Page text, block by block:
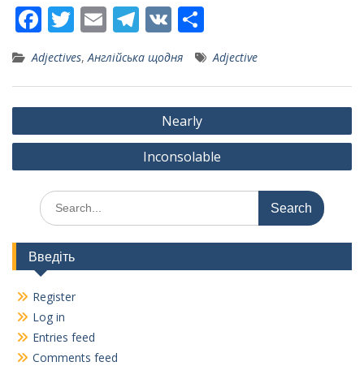
F
ac
e
b
o
k
T
w
itt
er
E
m
ai
l
T
e
gr
m
V
h
ar
e
Adjectives, Англійська щодня Adjective
Post
navigation
Nearly
Inconsolable
Search
for:
Введіть
Register
Log in
Entries feed
Comments feed